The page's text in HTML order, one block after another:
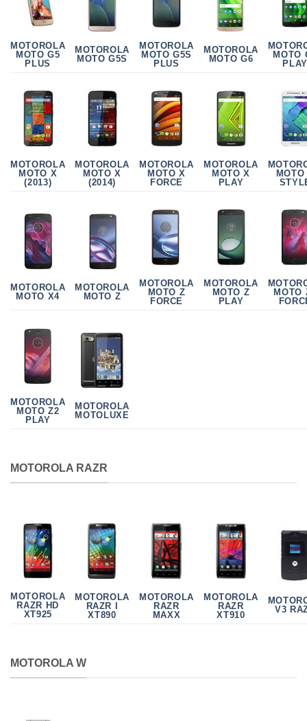
MOTOROLA
MOTO G5
PLUS
MOTOROLA
MOTO G5S
MOTOROLA
MOTO G5S
PLUS
MOTOROLA
MOTO G6
MOTO
MOTOROLA
MOTO X
(2013)
MOTOROLA
MOTO X
(2014)
MOTOROLA
MOTO X
FORCE
MOTOROLA
MOTO X
PLAY
MOTO
MOTOROLA
MOTO X4
MOTOROLA
MOTO Z
MOTOROLA
MOTO Z
FORCE
MOTOROLA
MOTO Z
PLAY
MOTO
MOTOROLA
MOTO Z2
PLAY
MOTOROLA
MOTOLUXE
MOTOROLA RAZR
MOTOROLA
RAZR HD
XT925
MOTOROLA
RAZR I
XT890
MOTOROLA
RAZR
MAXX
MOTOROLA
RAZR
XT910
V3
MOTOROLA W